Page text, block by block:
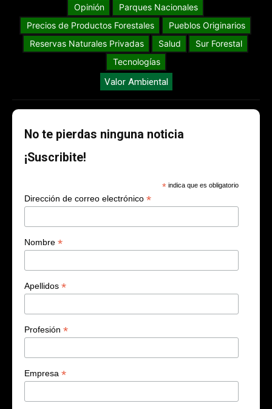
Opinión
Parques Nacionales
Precios de Productos Forestales
Pueblos Originarios
Reservas Naturales Privadas
Salud
Sur Forestal
Tecnologías
Valor Ambiental
No te pierdas ninguna noticia
¡Suscribite!
* indica que es obligatorio
Dirección de correo electrónico *
Nombre *
Apellidos *
Profesión *
Empresa *